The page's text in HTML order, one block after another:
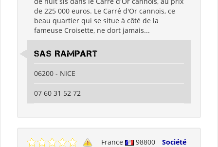
de 225 000 euros. Le Carré d'Or cannois, ce
beau quartier qui se situe à côté de la
fameuse Croisette, ne dort jamais...
SAS RAMPART
06200 - NICE
07 60 31 52 72
France 98800 Société